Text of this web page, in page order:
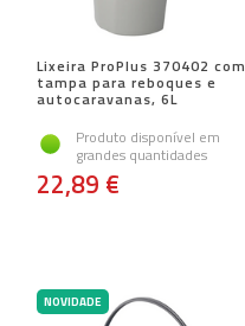
Lixeira ProPlus 370402 com
tampa para reboques e
autocaravanas, 6L
Produto disponível em
grandes quantidades
22,89 €
NOVIDADE